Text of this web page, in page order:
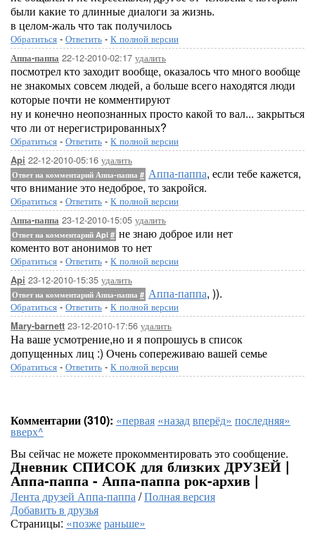
были какие то длинные диалоги за жизнь.
в целом-жаль что так получилось
Обратиться - Ответить - К полной версии
Аппа-паппа 22-12-2010-02:17 удалить
посмотрел кто заходит вообще, оказалось что много вообще
не знакомых совсем людей, а больше всего находятся люди
которые почти не комментируют
ну и конечно неопознанных просто какой то вал... закрыться
что ли от нерегистрированных?
Обратиться - Ответить - К полной версии
Api 22-12-2010-05:16 удалить
Ответ на комментарий Аппа-паппа # Аппа-паппа, если тебе кажется,
что внимание это недоброе, то закройся.
Обратиться - Ответить - К полной версии
Аппа-паппа 23-12-2010-15:05 удалить
Ответ на комментарий Api # не знаю доброе или нет
коменто вот анонимов то нет
Обратиться - Ответить - К полной версии
Api 23-12-2010-15:35 удалить
Ответ на комментарий Аппа-паппа # Аппа-паппа, )).
Обратиться - Ответить - К полной версии
Mary-barnett 23-12-2010-17:56 удалить
На ваше усмотрение,но и я попрошусь в список
допущенных лиц :) Очень сопереживаю вашей семье
Обратиться - Ответить - К полной версии
Комментарии (310): «первая «назадвперёд» последняя»
вверх^
Вы сейчас не можете прокомментировать это сообщение.
Дневник СПИСОК для близких ДРУЗЕЙ |
Аппа-паппа - Аппа-паппа рок-архив |
Лента друзей Аппа-паппа/Полная версия
Добавить в друзья
Страницы: «позжераньше»